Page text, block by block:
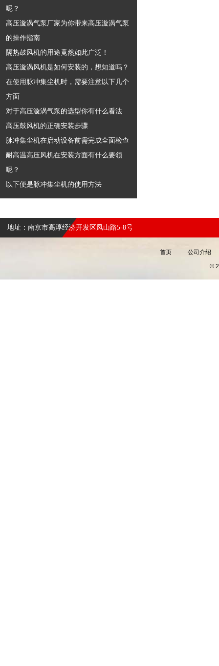
呢？
高压漩涡气泵厂家为你带来高压漩涡气泵
的操作指南
隔热鼓风机的用途竟然如此广泛！
高压漩涡风机是如何安装的，想知道吗？
在使用脉冲集尘机时，需要注意以下几个
方面
对于高压漩涡气泵的选型你有什么看法
高压鼓风机的正确安装步骤
脉冲集尘机在启动设备前需完成全面检查
耐高温高压风机在安装方面有什么要领
呢？
以下便是脉冲集尘机的使用方法
地址：南京市高淳经济开发区凤山路5-8号
首页 公司介绍
©